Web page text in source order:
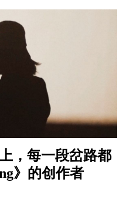
，每一段岔路都
》的创作者